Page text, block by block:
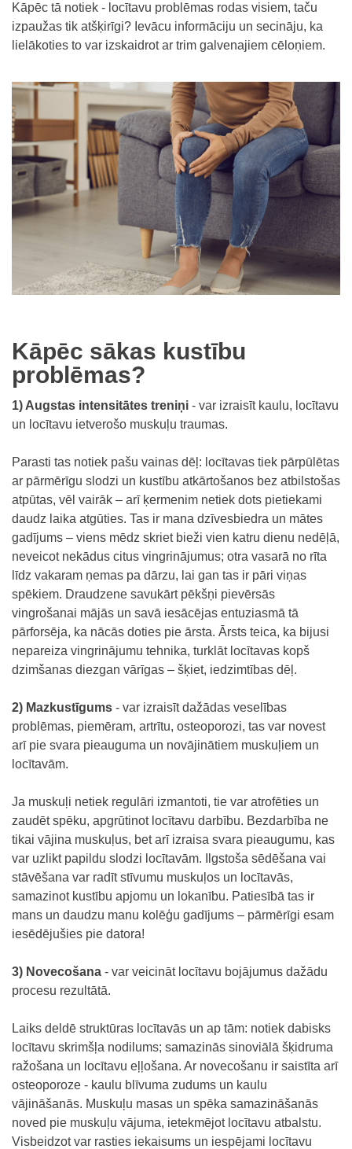
Kāpēc tā notiek - locītavu problēmas rodas visiem, taču
izpaužas tik atšķirīgi? Ievācu informāciju un secināju, ka
lielākoties to var izskaidrot ar trim galvenajiem cēloņiem.
Kāpēc sākas kustību
problēmas?
1) Augstas intensitātes treniņi - var izraisīt kaulu, locītavu
un locītavu ietverošo muskuļu traumas.
Parasti tas notiek pašu vainas dēļ: locītavas tiek pārpūlētas
ar pārmērīgu slodzi un kustību atkārtošanos bez atbilstošas
atpūtas, vēl vairāk – arī ķermenim netiek dots pietiekami
daudz laika atgūties. Tas ir mana dzīvesbiedra un mātes
gadījums – viens mēdz skriet bieži vien katru dienu nedēļā,
neveicot nekādus citus vingrinājumus; otra vasarā no rīta
līdz vakaram ņemas pa dārzu, lai gan tas ir pāri viņas
spēkiem. Draudzene savukārt pēkšņi pievērsās
vingrošanai mājās un savā iesācējas entuziasmā tā
pārforsēja, ka nācās doties pie ārsta. Ārsts teica, ka bijusi
nepareiza vingrinājumu tehnika, turklāt locītavas kopš
dzimšanas diezgan vārīgas – šķiet, iedzimtības dēļ.
2) Mazkustīgums - var izraisīt dažādas veselības
problēmas, piemēram, artrītu, osteoporozi, tas var novest
arī pie svara pieauguma un novājinātiem muskuļiem un
locītavām.
Ja muskuļi netiek regulāri izmantoti, tie var atrofēties un
zaudēt spēku, apgrūtinot locītavu darbību. Bezdarbība ne
tikai vājina muskuļus, bet arī izraisa svara pieaugumu, kas
var uzlikt papildu slodzi locītavām. Ilgstoša sēdēšana vai
stāvēšana var radīt stīvumu muskuļos un locītavās,
samazinot kustību apjomu un lokanību. Patiesībā tas ir
mans un daudzu manu kolēģu gadījums – pārmērīgi esam
iesēdējušies pie datora!
3) Novecošana - var veicināt locītavu bojājumus dažādu
procesu rezultātā.
Laiks deldē struktūras locītavās un ap tām: notiek dabisks
locītavu skrimšļa nodilums; samazinās sinoviālā šķidruma
ražošana un locītavu eļļošana. Ar novecošanu ir saistīta arī
osteoporoze - kaulu blīvuma zudums un kaulu
vājināšanās. Muskuļu masas un spēka samazināšanās
noved pie muskuļu vājuma, ietekmējot locītavu atbalstu.
Visbeidzot var rasties iekaisums un iespējami locītavu